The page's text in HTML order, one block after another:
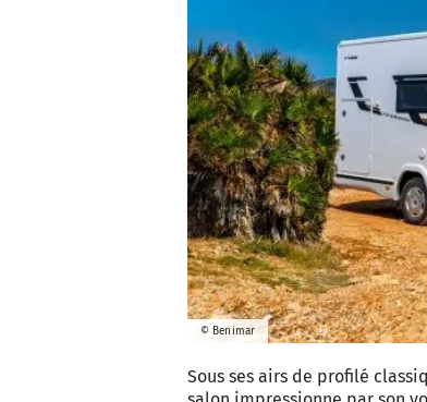
© Benimar
Sous ses airs de profilé